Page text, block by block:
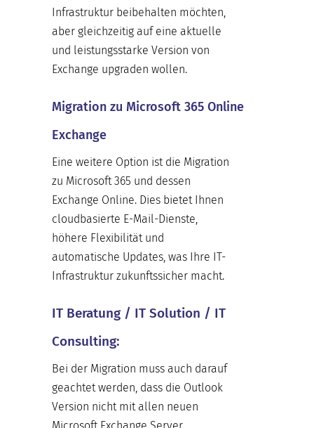
Infrastruktur beibehalten möchten,
aber gleichzeitig auf eine aktuelle
und leistungsstarke Version von
Exchange upgraden wollen.
Migration zu Microsoft 365 Online
Exchange
Eine weitere Option ist die Migration
zu Microsoft 365 und dessen
Exchange Online. Dies bietet Ihnen
cloudbasierte E-Mail-Dienste,
höhere Flexibilität und
automatische Updates, was Ihre IT-
Infrastruktur zukunftssicher macht.
IT Beratung / IT Solution / IT
Consulting:
Bei der Migration muss auch darauf
geachtet werden, dass die Outlook
Version nicht mit allen neuen